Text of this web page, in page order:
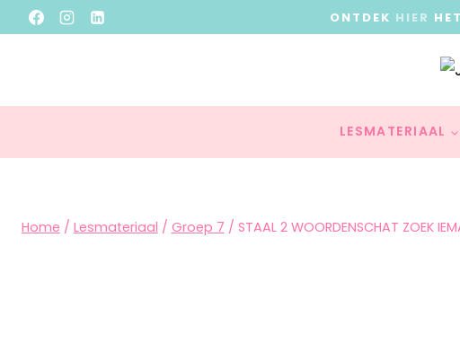
ONTDEK HIER
LESMATERIAAL
Home / Lesmateriaal / Groep 7 / STAAL 2 WOORDENSCHAT ZOEK